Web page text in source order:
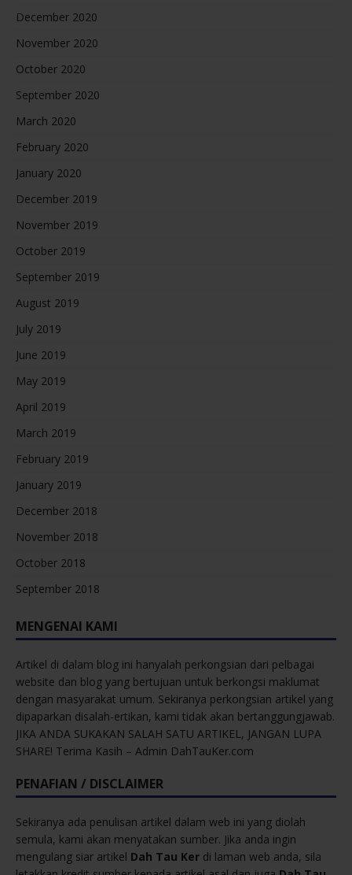
December 2020
November 2020
October 2020
September 2020
March 2020
February 2020
January 2020
December 2019
November 2019
October 2019
September 2019
August 2019
July 2019
June 2019
May 2019
April 2019
March 2019
February 2019
January 2019
December 2018
November 2018
October 2018
September 2018
MENGENAI KAMI
Artikel di dalam blog ini hanyalah perkongsian dari pelbagai
website dan blog yang bertujuan untuk berkongsi maklumat
dengan masyarakat umum. Sekiranya perkongsian artikel yang
dipaparkan disalah-ertikan, kami tidak akan bertanggungjawab.
JIKA ANDA SUKAKAN SALAH SATU ARTIKEL, JANGAN LUPA
SHARE! Terima Kasih – Admin DahTauKer.com
PENAFIAN / DISCLAIMER
Sekiranya ada penulisan artikel dalam web ini yang diolah
semula, kami akan menyatakan sumber. Jika anda ingin
mengulang siar artikel Dah Tau Ker di laman web anda, sila